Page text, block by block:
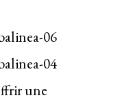
une